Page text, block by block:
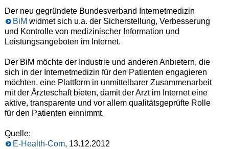
Der neu gegründete Bundesverband Internetmedizin
BiM widmet sich u.a. der Sicherstellung, Verbesserung
und Kontrolle von medizinischer Information und
Leistungsangeboten im Internet.
Der BiM möchte der Industrie und anderen Anbietern, die
sich in der Internetmedizin für den Patienten engagieren
möchten, eine Plattform in unmittelbarer Zusammenarbeit
mit der Ärzteschaft bieten, damit der Arzt im Internet eine
aktive, transparente und vor allem qualitätsgeprüfte Rolle
für den Patienten einnimmt.
Quelle:
E-Health-Com, 13.12.2012